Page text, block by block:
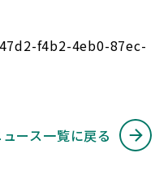
f4b2-4eb0-87ec-
ュース一覧に戻る